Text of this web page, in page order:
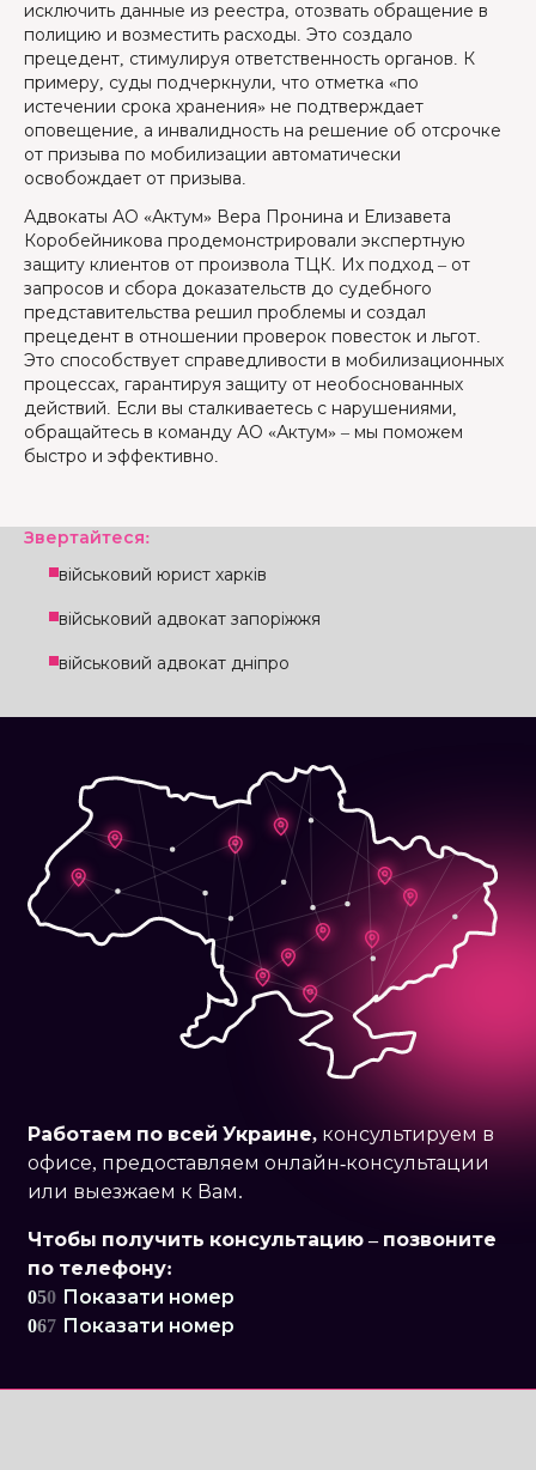
исключить данные из реестра, отозвать обращение в
полицию и возместить расходы. Это создало
прецедент, стимулируя ответственность органов. К
примеру, суды подчеркнули, что отметка «по
истечении срока хранения» не подтверждает
оповещение, а инвалидность на решение об отсрочке
от призыва по мобилизации автоматически
освобождает от призыва.
Адвокаты АО «Актум» Вера Пронина и Елизавета
Коробейникова продемонстрировали экспертную
защиту клиентов от произвола ТЦК. Их подход – от
запросов и сбора доказательств до судебного
представительства решил проблемы и создал
прецедент в отношении проверок повесток и льгот.
Это способствует справедливости в мобилизационных
процессах, гарантируя защиту от необоснованных
действий. Если вы сталкиваетесь с нарушениями,
обращайтесь в команду АО «Актум» – мы поможем
быстро и эффективно.
Звертайтеся:
військовий юрист харків
військовий адвокат запоріжжя
військовий адвокат дніпро
Работаем по всей Украине, консультируем в
офисе, предоставляем онлайн-консультации
или выезжаем к Вам.
Чтобы получить консультацию – позвоните
по телефону:
050 Показати номер
067 Показати номер